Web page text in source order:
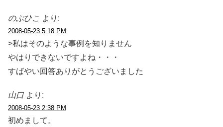
のぶひこ より:
2008-05-23 5:18 PM
>私はそのような事例を知りません
やはりできないですよね・・・
すばやい回答ありがとうございました
山口 より:
2008-05-23 2:38 PM
初めまして。